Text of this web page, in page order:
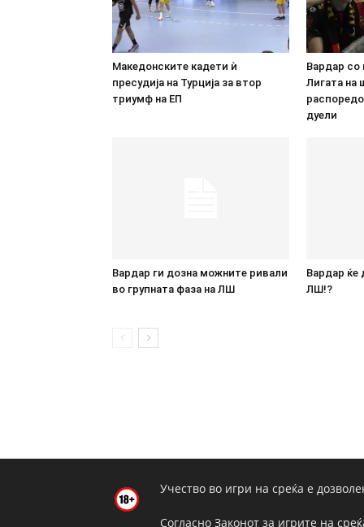
Македонските кадети ѝ
пресудија на Турција за втор
триумф на ЕП
Вардар со
Лигата на
дуели
Вардар ги дозна можните ривали
во групната фаза на ЛШ
Вардар ќе
ЛШ!?
Учество во игри на среќа е
Согласно Законот за игрите на